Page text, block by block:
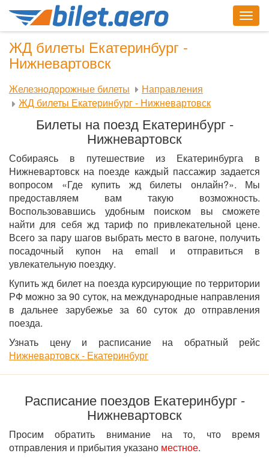
ЖД билеты Екатеринбург -
Нижневартовск
Железнодорожные билеты
Направления
ЖД билеты Екатеринбург - Нижневартовск
Билеты на поезд Екатеринбург -
Нижневартовск
Собираясь в путешествие из Екатеринбурга в
Нижневартовск на поезде каждый пассажир задается
вопросом «Где купить жд билеты онлайн?». Мы
предоставляем вам такую возможность.
Воспользовавшись удобным поиском вы сможете
найти для себя жд тариф по привлекательной цене.
Всего за пару шагов выбрать место в вагоне, получить
посадочный купон на email и отправиться в
увлекательную поездку.
Купить жд билет на поезда курсирующие по территории
РФ можно за 90 суток, на международные направления
в дальнее зарубежье за 60 суток до отправления
поезда.
Узнать цену и расписание на обратный рейс
Нижневартовск - Екатеринбург
Расписание поездов Екатеринбург -
Нижневартовск
Просим обратить внимание на то, что время
отправления и прибытия указано местное.